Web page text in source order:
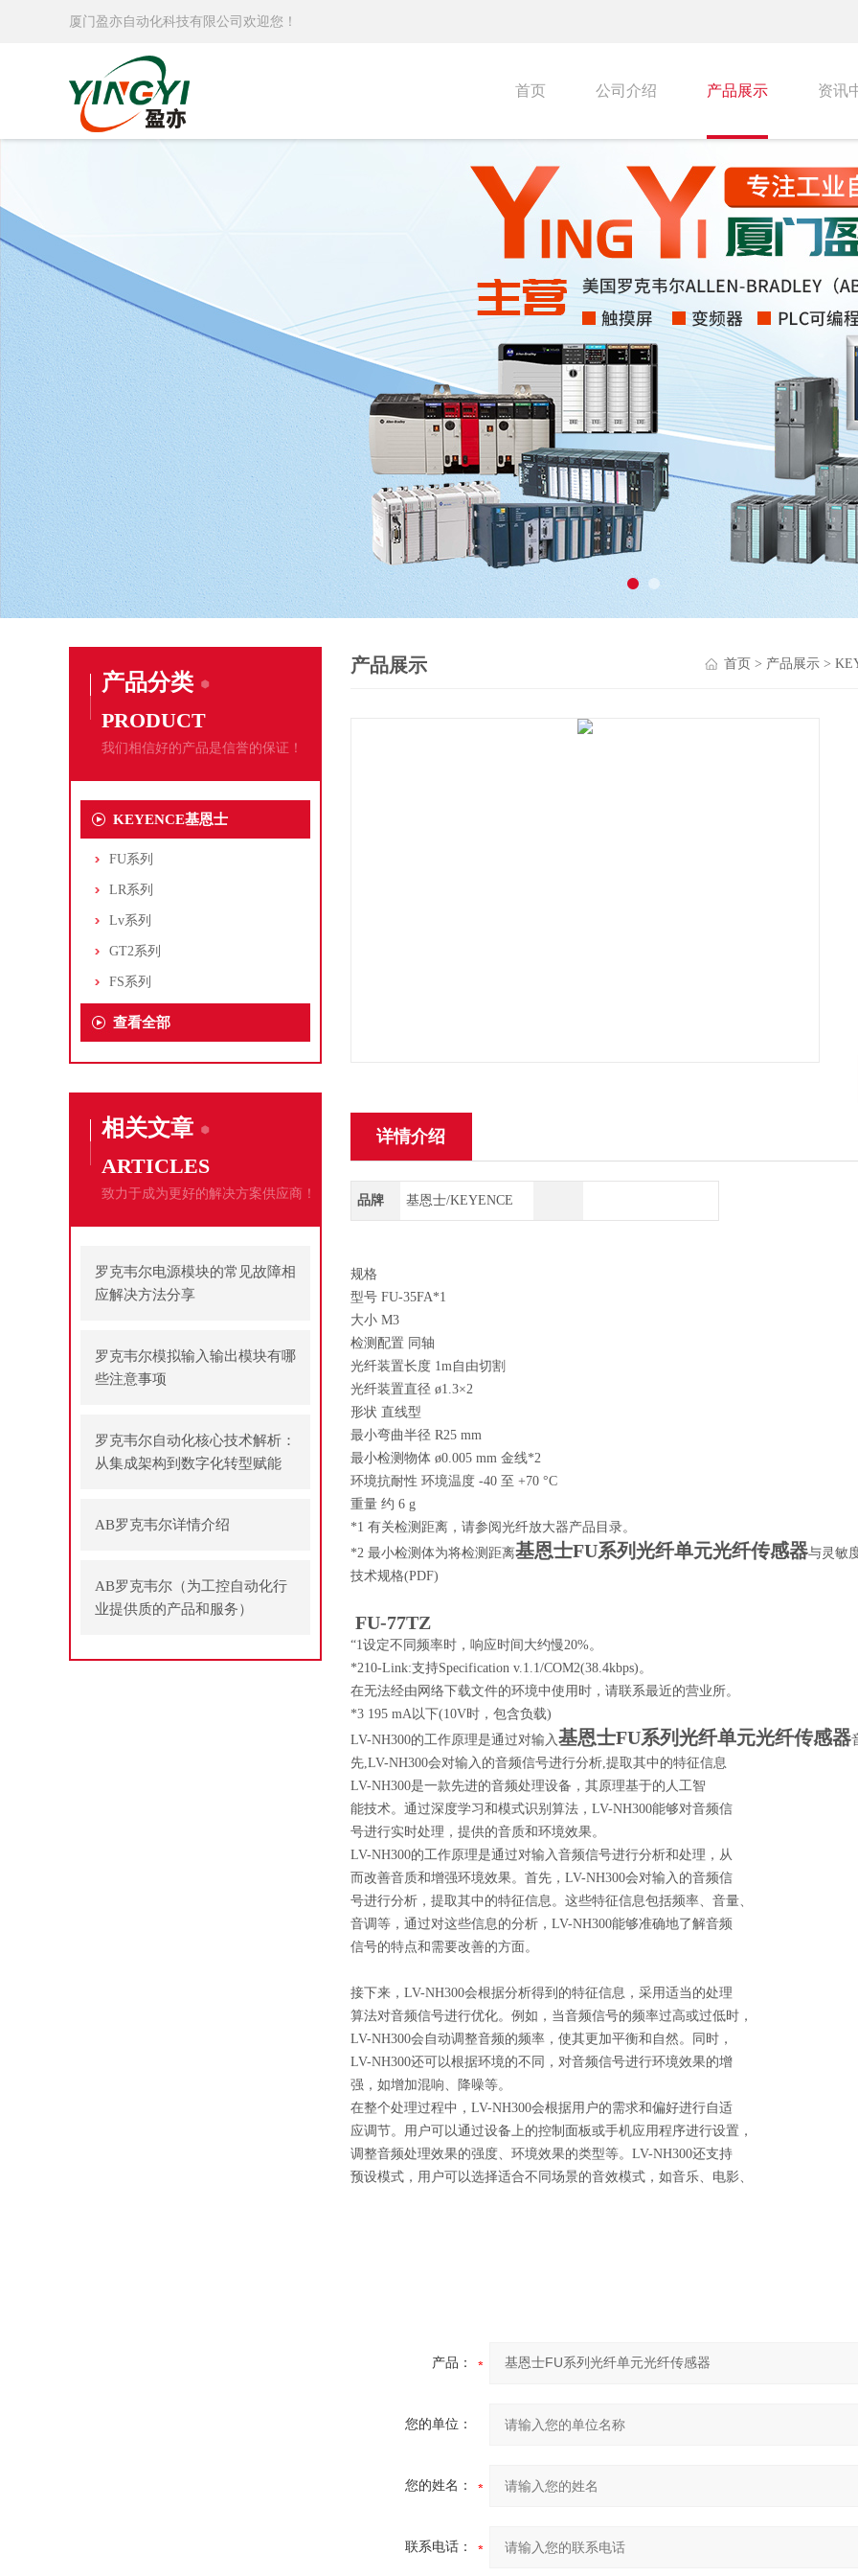
厦门盈亦自动化科技有限公司欢迎您！
首页 公司介绍 产品展示 资讯
产品分类
PRODUCT
我们相信好的产品是信誉的保证！
KEYENCE基恩士
FU系列
LR系列
Lv系列
GT2系列
FS系列
查看全部
相关文章
ARTICLES
致力于成为更好的解决方案供应商！
罗克韦尔电源模块的常见故障相
应解决方法分享
罗克韦尔模拟输入输出模块有哪
些注意事项
罗克韦尔自动化核心技术解析：
从集成架构到数字化转型赋能
AB罗克韦尔详情介绍
AB罗克韦尔（为工控自动化行
业提供质的产品和服务）
产品展示 首页 > 产品展示 >
详情介绍
品牌 基恩士/KEYENCE
规格
型号 FU-35FA*1
大小 M3
检测配置 同轴
光纤装置长度 1m自由切割
光纤装置直径 ø1.3×2
形状 直线型
最小弯曲半径 R25 mm
最小检测物体 ø0.005 mm 金线*2
环境抗耐性 环境温度 -40 至 +70 °C
重量 约 6 g
*1 有关检测距离，请参阅光纤放大器产品目录。
*2 最小检测体为将检测距离基恩士FU系列光纤单元光纤传感器与灵敏
技术规格(PDF)
FU-77TZ
“1设定不同频率时，响应时间大约慢20%。
*210-Link:支持Specification v.1.1/COM2(38.4kbps)。
在无法经由网络下载文件的环境中使用时，请联系最近的营业所。
*3 195 mA以下(10V时，包含负载)
LV-NH300的工作原理是通过对输入基恩士FU系列光纤单元光纤传感器
先,LV-NH300会对输入的音频信号进行分析,提取其中的特征信息
LV-NH300是一款先进的音频处理设备，其原理基于的人工智
能技术。通过深度学习和模式识别算法，LV-NH300能够对音频信
号进行实时处理，提供的音质和环境效果。
LV-NH300的工作原理是通过对输入音频信号进行分析和处理，从
而改善音质和增强环境效果。首先，LV-NH300会对输入的音频信
号进行分析，提取其中的特征信息。这些特征信息包括频率、音量、
音调等，通过对这些信息的分析，LV-NH300能够准确地了解音频
信号的特点和需要改善的方面。
接下来，LV-NH300会根据分析得到的特征信息，采用适当的处理
算法对音频信号进行优化。例如，当音频信号的频率过高或过低时，
LV-NH300会自动调整音频的频率，使其更加平衡和自然。同时，
LV-NH300还可以根据环境的不同，对音频信号进行环境效果的增
强，如增加混响、降噪等。
在整个处理过程中，LV-NH300会根据用户的需求和偏好进行自适
应调节。用户可以通过设备上的控制面板或手机应用程序进行设置，
调整音频处理效果的强度、环境效果的类型等。LV-NH300还支持
预设模式，用户可以选择适合不同场景的音效模式，如音乐、电影、
产品：
您的单位：
您的姓名：
联系电话：